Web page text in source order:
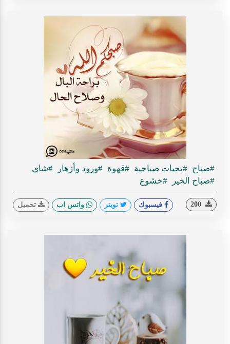
#صباح #تحيات صباحية #قهوة #ورود وأزهار
#شاي
#صباح الخير
#خشوع
فيسبوك تويتر واتس اب تحميل